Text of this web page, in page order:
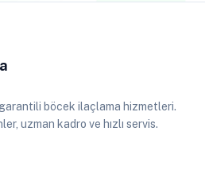
böcek ilaçlama hizmetleri.
uzman kadro ve hızlı servis.